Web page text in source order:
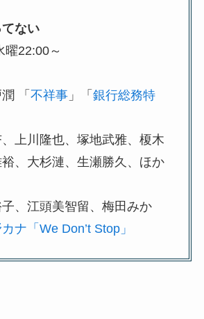
ない
曜22:00～
「 不祥事」「 銀行総務特
上川隆也、塚地武雅、榎木
、大杉漣、生瀬勝久、ほか
、江頭美智留、梅田みか
ナ「We Don’t Stop」